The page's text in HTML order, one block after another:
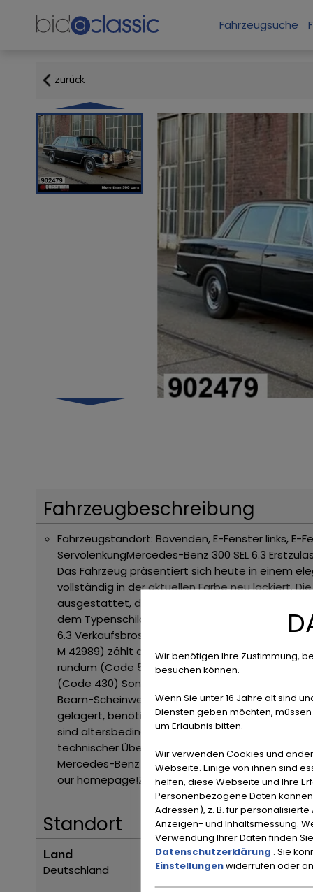
Fahrzeugsuche
zurück
Fahrzeugbeschreibung
Fahrzeugstandort: Bovenden, E-Fenster links,
ServolenkungMercedes-Benz 300 SEL 6.3
Das Fahrzeug präsentiert sich heute in einem
vollständig in der aktuellen Farbe neu lackiert.
ausgestattet, das sich nach vorliegendem
dem Typenschild vermerkt.)
Zum Fahrzeug
6.3 Verkaufsbroschüren
M 42989) zählt der 300 SEL 6.3 zu den
rundum (Code 590)
(Code 430) Sonderausstattungspaket (Code
Beam-ScheinwerferReserverad & Wagenheber
gelagert, benötigt jedoch eine technische
sind altersbedingt zu erneuern.Ein begehrtes
technischer Überholung bietet dieser 300 SEL
Mercedes-Benz 300 SEL/8 6.3 Limousine W109
our homepage!ZUBEHÖRANGABEN OHNE
Standort
Land
Deutschland
Wir benötigen Ihre Zustimmung,
besuchen können.
Wenn Sie unter 16 Jahre alt sind
Diensten geben möchten,
um Erlaubnis bitten.
Wir verwenden Cookies und
Webseite. Einige von ihnen sind
helfen, diese Webseite und Ihre
Personenbezogene Daten
Adressen), z. B. für
Anzeigen- und Inhaltsmessung.
Verwendung Ihrer Daten finden
Datenschutzerklärung . Sie
Einstellungenwiderrufen oder